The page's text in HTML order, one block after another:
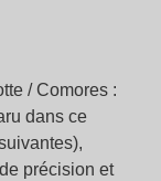
/ Comores :
dans ce
précision et